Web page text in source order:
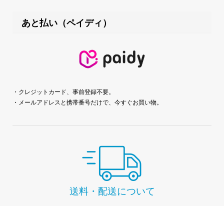
あと払い（ペイディ）
・クレジットカード、事前登録不要。
・メールアドレスと携帯番号だけで、今すぐお買い物。
送料・配送について